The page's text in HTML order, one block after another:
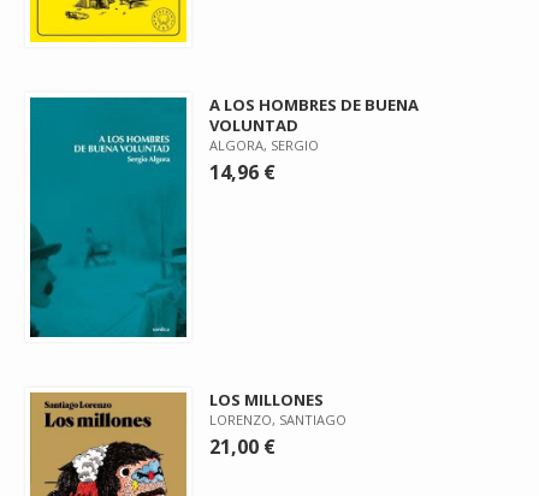
A LOS HOMBRES DE BUENA
VOLUNTAD
ALGORA, SERGIO
14,96 €
LOS MILLONES
LORENZO, SANTIAGO
21,00 €